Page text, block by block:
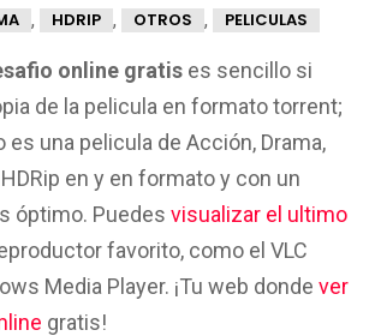
, HDRIP , OTROS , PELICULAS
online gratis es sencillo si
de la pelicula en formato torrent;
una pelicula de Acción, Drama,
en y en formato y con un
óptimo. Puedes visualizar el ultimo
favorito, como el VLC
Media Player. ¡Tu web donde ver
gratis!